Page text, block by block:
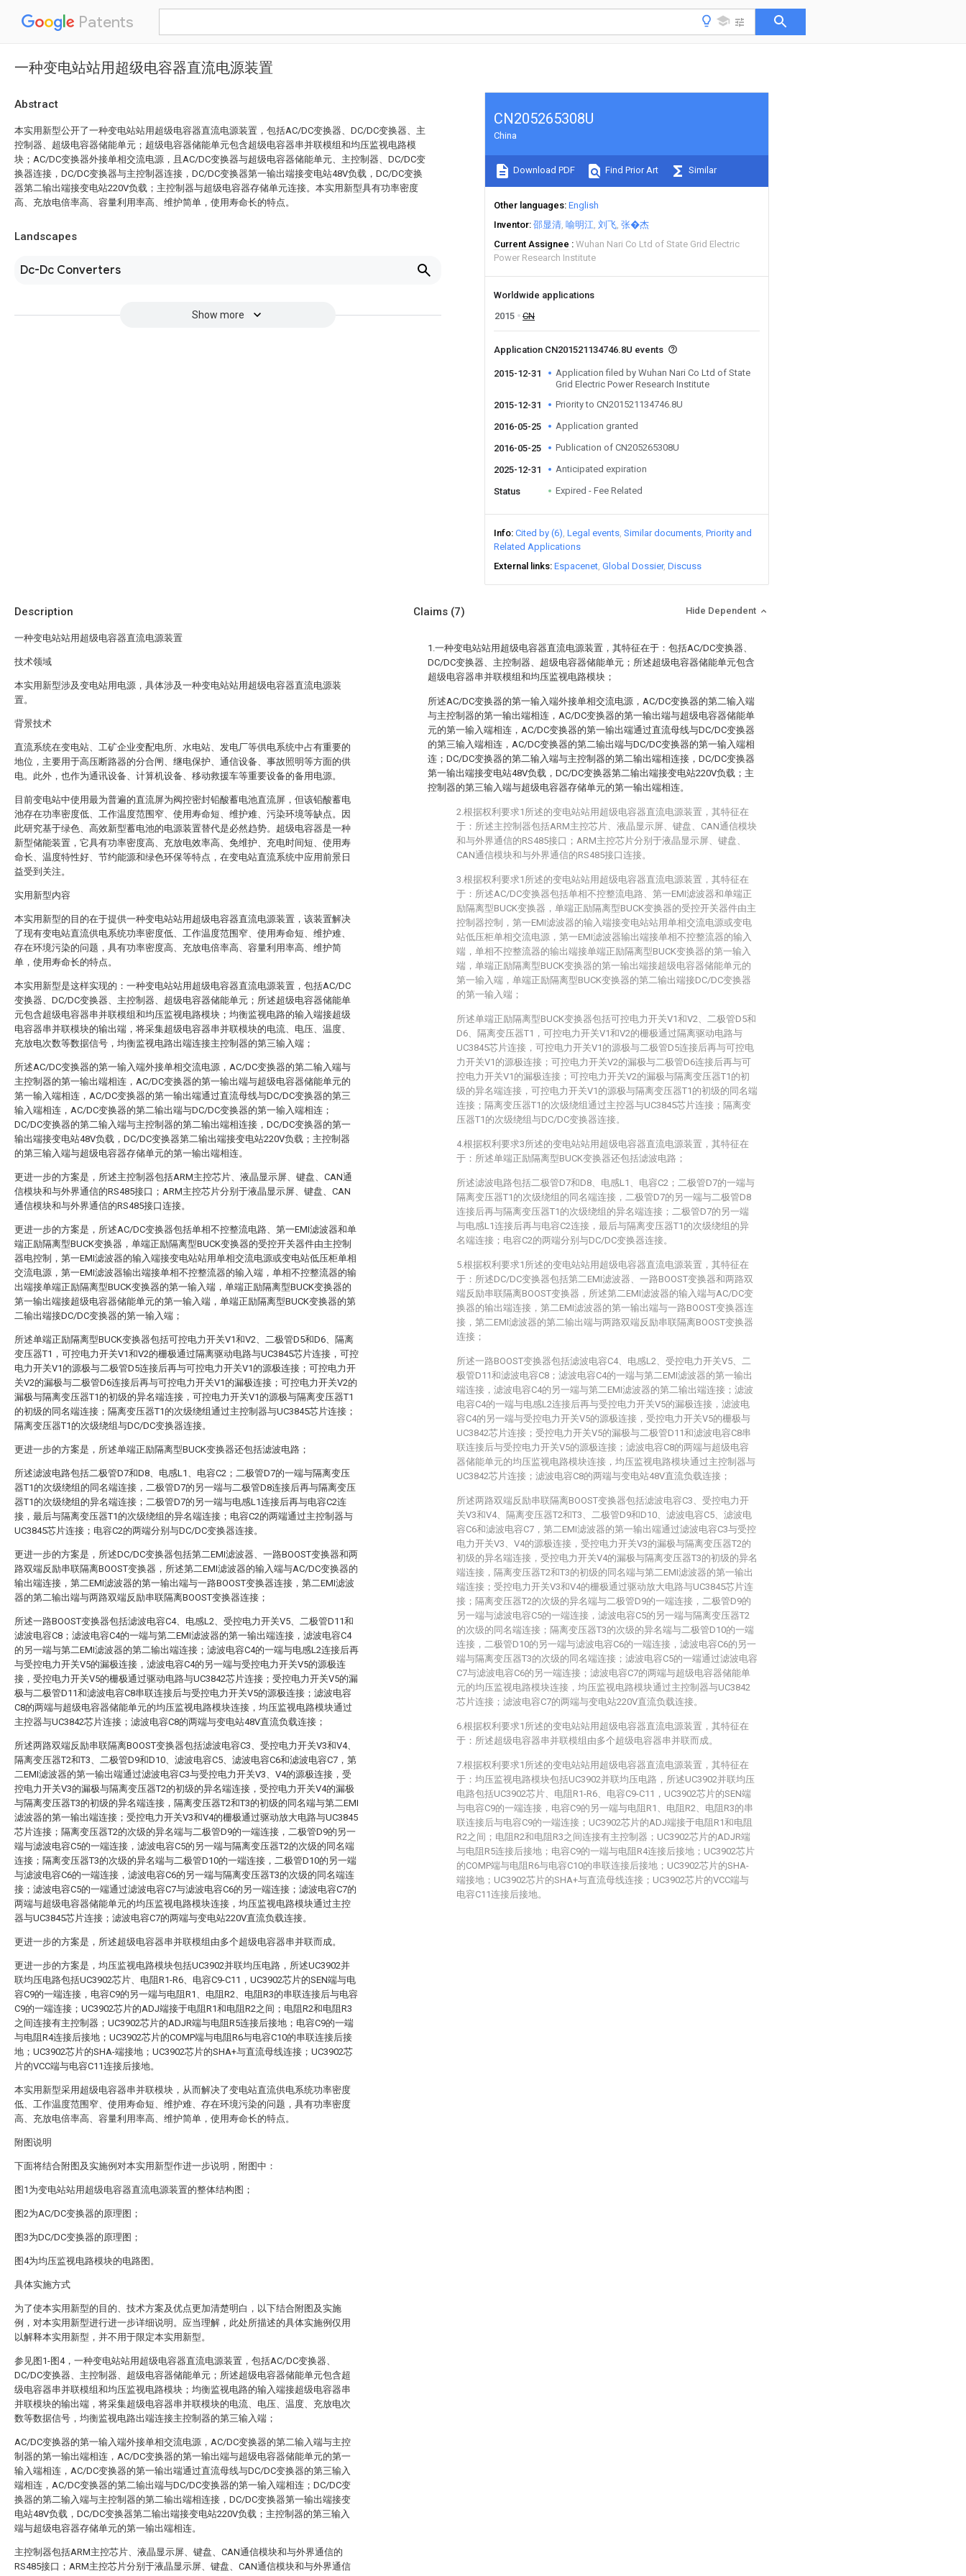
Patents
一种变电站站用超级电容器直流电源装置
Abstract
本实用新型公开了一种变电站站用超级电容器直流电源装置，包括AC/DC变换器、DC/DC变换器、主
控制器、超级电容器储能单元；超级电容器储能单元包含超级电容器串并联模组和均压监视电路模
块；AC/DC变换器外接单相交流电源，且AC/DC变换器与超级电容器储能单元、主控制器、DC/DC变
换器连接，DC/DC变换器与主控制器连接，DC/DC变换器第一输出端接变电站48V负载，DC/DC变换
器第二输出端接变电站220V负载；主控制器与超级电容器存储单元连接。本实用新型具有功率密度
高、充放电倍率高、容量利用率高、维护简单，使用寿命长的特点。
Landscapes
Dc-Dc Converters
Show more
CN205265308U
China
Download PDF Find Prior Art Similar
Other languages English
Inventor 邵显清 喻明江 刘飞 张�杰
Current Assignee
Wuhan Nari Co Ltd of State Grid Electric
Power Research Institute
Worldwide applications
2015
CN
Application CN201521134746.8U events
2015-12-31
Application filed by Wuhan Nari Co Ltd of State
Grid Electric Power Research Institute
2015-12-31
Priority to CN201521134746.8U
2016-05-25 Application granted
2016-05-25 Publication of CN205265308U
2025-12-31 Anticipated expiration
Status Expired - Fee Related
Info Cited by (6) Legal events Similar documents Priority and
Related Applications
External links Espacenet Global Dossier Discuss
Description
一种变电站站用超级电容器直流电源装置
技术领域
本实用新型涉及变电站用电源，具体涉及一种变电站站用超级电容器直流电源装
置。
背景技术
直流系统在变电站、工矿企业变配电所、水电站、发电厂等供电系统中占有重要的
地位，主要用于高压断路器的分合闸、继电保护、通信设备、事故照明等方面的供
电。此外，也作为通讯设备、计算机设备、移动救援车等重要设备的备用电源。
目前变电站中使用最为普遍的直流屏为阀控密封铅酸蓄电池直流屏，但该铅酸蓄电
池存在功率密度低、工作温度范围窄、使用寿命短、维护难、污染环境等缺点。因
此研究基于绿色、高效新型蓄电池的电源装置替代是必然趋势。超级电容器是一种
新型储能装置，它具有功率密度高、充放电效率高、免维护、充电时间短、使用寿
命长、温度特性好、节约能源和绿色环保等特点，在变电站直流系统中应用前景日
益受到关注。
实用新型内容
本实用新型的目的在于提供一种变电站站用超级电容器直流电源装置，该装置解决
了现有变电站直流供电系统功率密度低、工作温度范围窄、使用寿命短、维护难、
存在环境污染的问题，具有功率密度高、充放电倍率高、容量利用率高、维护简
单，使用寿命长的特点。
本实用新型是这样实现的：一种变电站站用超级电容器直流电源装置，包括AC/DC
变换器、DC/DC变换器、主控制器、超级电容器储能单元；所述超级电容器储能单
元包含超级电容器串并联模组和均压监视电路模块；均衡监视电路的输入端接超级
电容器串并联模块的输出端，将采集超级电容器串并联模块的电流、电压、温度、
充放电次数等数据信号，均衡监视电路出端连接主控制器的第三输入端；
所述AC/DC变换器的第一输入端外接单相交流电源，AC/DC变换器的第二输入端与
主控制器的第一输出端相连，AC/DC变换器的第一输出端与超级电容器储能单元的
第一输入端相连，AC/DC变换器的第一输出端通过直流母线与DC/DC变换器的第三
输入端相连，AC/DC变换器的第二输出端与DC/DC变换器的第一输入端相连；
DC/DC变换器的第二输入端与主控制器的第二输出端相连接，DC/DC变换器的第一
输出端接变电站48V负载，DC/DC变换器第二输出端接变电站220V负载；主控制器
的第三输入端与超级电容器存储单元的第一输出端相连。
更进一步的方案是，所述主控制器包括ARM主控芯片、液晶显示屏、键盘、CAN通
信模块和与外界通信的RS485接口；ARM主控芯片分别于液晶显示屏、键盘、CAN
通信模块和与外界通信的RS485接口连接。
更进一步的方案是，所述AC/DC变换器包括单相不控整流电路、第一EMI滤波器和单
端正励隔离型BUCK变换器，单端正励隔离型BUCK变换器的受控开关器件由主控制
器电控制，第一EMI滤波器的输入端接变电站站用单相交流电源或变电站低压柜单相
交流电源，第一EMI滤波器输出端接单相不控整流器的输入端，单相不控整流器的输
出端接单端正励隔离型BUCK变换器的第一输入端，单端正励隔离型BUCK变换器的
第一输出端接超级电容器储能单元的第一输入端，单端正励隔离型BUCK变换器的第
二输出端接DC/DC变换器的第一输入端；
所述单端正励隔离型BUCK变换器包括可控电力开关V1和V2、二极管D5和D6、隔离
变压器T1，可控电力开关V1和V2的栅极通过隔离驱动电路与UC3845芯片连接，可控
电力开关V1的源极与二极管D5连接后再与可控电力开关V1的源极连接；可控电力开
关V2的漏极与二极管D6连接后再与可控电力开关V1的漏极连接；可控电力开关V2的
漏极与隔离变压器T1的初级的异名端连接，可控电力开关V1的源极与隔离变压器T1
的初级的同名端连接；隔离变压器T1的次级绕组通过主控制器与UC3845芯片连接；
隔离变压器T1的次级绕组与DC/DC变换器连接。
更进一步的方案是，所述单端正励隔离型BUCK变换器还包括滤波电路；
所述滤波电路包括二极管D7和D8、电感L1、电容C2；二极管D7的一端与隔离变压
器T1的次级绕组的同名端连接，二极管D7的另一端与二极管D8连接后再与隔离变压
器T1的次级绕组的异名端连接；二极管D7的另一端与电感L1连接后再与电容C2连
接，最后与隔离变压器T1的次级绕组的异名端连接；电容C2的两端通过主控制器与
UC3845芯片连接；电容C2的两端分别与DC/DC变换器连接。
更进一步的方案是，所述DC/DC变换器包括第二EMI滤波器、一路BOOST变换器和两
路双端反励串联隔离BOOST变换器，所述第二EMI滤波器的输入端与AC/DC变换器的
输出端连接，第二EMI滤波器的第一输出端与一路BOOST变换器连接，第二EMI滤波
器的第二输出端与两路双端反励串联隔离BOOST变换器连接；
所述一路BOOST变换器包括滤波电容C4、电感L2、受控电力开关V5、二极管D11和
滤波电容C8；滤波电容C4的一端与第二EMI滤波器的第一输出端连接，滤波电容C4
的另一端与第二EMI滤波器的第二输出端连接；滤波电容C4的一端与电感L2连接后再
与受控电力开关V5的漏极连接，滤波电容C4的另一端与受控电力开关V5的源极连
接，受控电力开关V5的栅极通过驱动电路与UC3842芯片连接；受控电力开关V5的漏
极与二极管D11和滤波电容C8串联连接后与受控电力开关V5的源极连接；滤波电容
C8的两端与超级电容器储能单元的均压监视电路模块连接，均压监视电路模块通过
主控器与UC3842芯片连接；滤波电容C8的两端与变电站48V直流负载连接；
所述两路双端反励串联隔离BOOST变换器包括滤波电容C3、受控电力开关V3和V4、
隔离变压器T2和T3、二极管D9和D10、滤波电容C5、滤波电容C6和滤波电容C7，第
二EMI滤波器的第一输出端通过滤波电容C3与受控电力开关V3、V4的源极连接，受
控电力开关V3的漏极与隔离变压器T2的初级的异名端连接，受控电力开关V4的漏极
与隔离变压器T3的初级的异名端连接，隔离变压器T2和T3的初级的同名端与第二EMI
滤波器的第一输出端连接；受控电力开关V3和V4的栅极通过驱动放大电路与UC3845
芯片连接；隔离变压器T2的次级的异名端与二极管D9的一端连接，二极管D9的另一
端与滤波电容C5的一端连接，滤波电容C5的另一端与隔离变压器T2的次级的同名端
连接；隔离变压器T3的次级的异名端与二极管D10的一端连接，二极管D10的另一端
与滤波电容C6的一端连接，滤波电容C6的另一端与隔离变压器T3的次级的同名端连
接；滤波电容C5的一端通过滤波电容C7与滤波电容C6的另一端连接；滤波电容C7的
两端与超级电容器储能单元的均压监视电路模块连接，均压监视电路模块通过主控
器与UC3845芯片连接；滤波电容C7的两端与变电站220V直流负载连接。
更进一步的方案是，所述超级电容器串并联模组由多个超级电容器串并联而成。
更进一步的方案是，均压监视电路模块包括UC3902并联均压电路，所述UC3902并
联均压电路包括UC3902芯片、电阻R1-R6、电容C9-C11，UC3902芯片的SEN端与电
容C9的一端连接，电容C9的另一端与电阻R1、电阻R2、电阻R3的串联连接后与电容
C9的一端连接；UC3902芯片的ADJ端接于电阻R1和电阻R2之间；电阻R2和电阻R3
之间连接有主控制器；UC3902芯片的ADJR端与电阻R5连接后接地；电容C9的一端
与电阻R4连接后接地；UC3902芯片的COMP端与电阻R6与电容C10的串联连接后接
地；UC3902芯片的SHA-端接地；UC3902芯片的SHA+与直流母线连接；UC3902芯
片的VCC端与电容C11连接后接地。
本实用新型采用超级电容器串并联模块，从而解决了变电站直流供电系统功率密度
低、工作温度范围窄、使用寿命短、维护难、存在环境污染的问题，具有功率密度
高、充放电倍率高、容量利用率高、维护简单，使用寿命长的特点。
附图说明
下面将结合附图及实施例对本实用新型作进一步说明，附图中：
图1为变电站站用超级电容器直流电源装置的整体结构图；
图2为AC/DC变换器的原理图；
图3为DC/DC变换器的原理图；
图4为均压监视电路模块的电路图。
具体实施方式
为了使本实用新型的目的、技术方案及优点更加清楚明白，以下结合附图及实施
例，对本实用新型进行进一步详细说明。应当理解，此处所描述的具体实施例仅用
以解释本实用新型，并不用于限定本实用新型。
参见图1-图4，一种变电站站用超级电容器直流电源装置，包括AC/DC变换器、
DC/DC变换器、主控制器、超级电容器储能单元；所述超级电容器储能单元包含超
级电容器串并联模组和均压监视电路模块；均衡监视电路的输入端接超级电容器串
并联模块的输出端，将采集超级电容器串并联模块的电流、电压、温度、充放电次
数等数据信号，均衡监视电路出端连接主控制器的第三输入端；
AC/DC变换器的第一输入端外接单相交流电源，AC/DC变换器的第二输入端与主控
制器的第一输出端相连，AC/DC变换器的第一输出端与超级电容器储能单元的第一
输入端相连，AC/DC变换器的第一输出端通过直流母线与DC/DC变换器的第三输入
端相连，AC/DC变换器的第二输出端与DC/DC变换器的第一输入端相连；DC/DC变
换器的第二输入端与主控制器的第二输出端相连接，DC/DC变换器第一输出端接变
电站48V负载，DC/DC变换器第二输出端接变电站220V负载；主控制器的第三输入
端与超级电容器存储单元的第一输出端相连。
主控制器包括ARM主控芯片、液晶显示屏、键盘、CAN通信模块和与外界通信的
RS485接口；ARM主控芯片分别于液晶显示屏、键盘、CAN通信模块和与外界通信
Claims (7) Hide Dependent
1.一种变电站站用超级电容器直流电源装置，其特征在于：包括AC/DC变换器、
DC/DC变换器、主控制器、超级电容器储能单元；所述超级电容器储能单元包含
超级电容器串并联模组和均压监视电路模块；
所述AC/DC变换器的第一输入端外接单相交流电源，AC/DC变换器的第二输入端
与主控制器的第一输出端相连，AC/DC变换器的第一输出端与超级电容器储能单
元的第一输入端相连，AC/DC变换器的第一输出端通过直流母线与DC/DC变换器
的第三输入端相连，AC/DC变换器的第二输出端与DC/DC变换器的第一输入端相
连；DC/DC变换器的第二输入端与主控制器的第二输出端相连接，DC/DC变换器
第一输出端接变电站48V负载，DC/DC变换器第二输出端接变电站220V负载；主
控制器的第三输入端与超级电容器存储单元的第一输出端相连。
2.根据权利要求1所述的变电站站用超级电容器直流电源装置，其特征在
于：所述主控制器包括ARM主控芯片、液晶显示屏、键盘、CAN通信模块
和与外界通信的RS485接口；ARM主控芯片分别于液晶显示屏、键盘、
CAN通信模块和与外界通信的RS485接口连接。
3.根据权利要求1所述的变电站站用超级电容器直流电源装置，其特征在
于：所述AC/DC变换器包括单相不控整流电路、第一EMI滤波器和单端正
励隔离型BUCK变换器，单端正励隔离型BUCK变换器的受控开关器件由主
控制器控制，第一EMI滤波器的输入端接变电站站用单相交流电源或变电
站低压柜单相交流电源，第一EMI滤波器输出端接单相不控整流器的输入
端，单相不控整流器的输出端接单端正励隔离型BUCK变换器的第一输入
端，单端正励隔离型BUCK变换器的第一输出端接超级电容器储能单元的
第一输入端，单端正励隔离型BUCK变换器的第二输出端接DC/DC变换器
的第一输入端；
所述单端正励隔离型BUCK变换器包括可控电力开关V1和V2、二极管D5和
D6、隔离变压器T1，可控电力开关V1和V2的栅极通过隔离驱动电路与
UC3845芯片连接，可控电力开关V1的源极与二极管D5连接后再与可控电
力开关V1的源极连接；可控电力开关V2的漏极与二极管D6连接后再与可
控电力开关V1的漏极连接；可控电力开关V2的漏极与隔离变压器T1的初
级的异名端连接，可控电力开关V1的源极与隔离变压器T1的初级的同名端
连接；隔离变压器T1的次级绕组通过主控器与UC3845芯片连接；隔离变
压器T1的次级绕组与DC/DC变换器连接。
4.根据权利要求3所述的变电站站用超级电容器直流电源装置，其特征在
于：所述单端正励隔离型BUCK变换器还包括滤波电路；
所述滤波电路包括二极管D7和D8、电感L1、电容C2；二极管D7的一端与
隔离变压器T1的次级绕组的同名端连接，二极管D7的另一端与二极管D8
连接后再与隔离变压器T1的次级绕组的异名端连接；二极管D7的另一端
与电感L1连接后再与电容C2连接，最后与隔离变压器T1的次级绕组的异
名端连接；电容C2的两端分别与DC/DC变换器连接。
5.根据权利要求1所述的变电站站用超级电容器直流电源装置，其特征在
于：所述DC/DC变换器包括第二EMI滤波器、一路BOOST变换器和两路双
端反励串联隔离BOOST变换器，所述第二EMI滤波器的输入端与AC/DC变
换器的输出端连接，第二EMI滤波器的第一输出端与一路BOOST变换器连
接，第二EMI滤波器的第二输出端与两路双端反励串联隔离BOOST变换器
连接；
所述一路BOOST变换器包括滤波电容C4、电感L2、受控电力开关V5、二
极管D11和滤波电容C8；滤波电容C4的一端与第二EMI滤波器的第一输出
端连接，滤波电容C4的另一端与第二EMI滤波器的第二输出端连接；滤波
电容C4的一端与电感L2连接后再与受控电力开关V5的漏极连接，滤波电
容C4的另一端与受控电力开关V5的源极连接，受控电力开关V5的栅极与
UC3842芯片连接；受控电力开关V5的漏极与二极管D11和滤波电容C8串
联连接后与受控电力开关V5的源极连接；滤波电容C8的两端与超级电容
器储能单元的均压监视电路模块连接，均压监视电路模块通过主控制器与
UC3842芯片连接；滤波电容C8的两端与变电站48V直流负载连接；
所述两路双端反励串联隔离BOOST变换器包括滤波电容C3、受控电力开
关V3和V4、隔离变压器T2和T3、二极管D9和D10、滤波电容C5、滤波电
容C6和滤波电容C7，第二EMI滤波器的第一输出端通过滤波电容C3与受控
电力开关V3、V4的源极连接，受控电力开关V3的漏极与隔离变压器T2的
初级的异名端连接，受控电力开关V4的漏极与隔离变压器T3的初级的异名
端连接，隔离变压器T2和T3的初级的同名端与第二EMI滤波器的第一输出
端连接；受控电力开关V3和V4的栅极通过驱动放大电路与UC3845芯片连
接；隔离变压器T2的次级的异名端与二极管D9的一端连接，二极管D9的
另一端与滤波电容C5的一端连接，滤波电容C5的另一端与隔离变压器T2
的次级的同名端连接；隔离变压器T3的次级的异名端与二极管D10的一端
连接，二极管D10的另一端与滤波电容C6的一端连接，滤波电容C6的另一
端与隔离变压器T3的次级的同名端连接；滤波电容C5的一端通过滤波电容
C7与滤波电容C6的另一端连接；滤波电容C7的两端与超级电容器储能单
元的均压监视电路模块连接，均压监视电路模块通过主控制器与UC3842
芯片连接；滤波电容C7的两端与变电站220V直流负载连接。
6.根据权利要求1所述的变电站站用超级电容器直流电源装置，其特征在
于：所述超级电容器串并联模组由多个超级电容器串并联而成。
7.根据权利要求1所述的变电站站用超级电容器直流电源装置，其特征在
于：均压监视电路模块包括UC3902并联均压电路，所述UC3902并联均压
电路包括UC3902芯片、电阻R1-R6、电容C9-C11，UC3902芯片的SEN端
与电容C9的一端连接，电容C9的另一端与电阻R1、电阻R2、电阻R3的串
联连接后与电容C9的一端连接；UC3902芯片的ADJ端接于电阻R1和电阻
R2之间；电阻R2和电阻R3之间连接有主控制器；UC3902芯片的ADJR端
与电阻R5连接后接地；电容C9的一端与电阻R4连接后接地；UC3902芯片
的COMP端与电阻R6与电容C10的串联连接后接地；UC3902芯片的SHA-
端接地；UC3902芯片的SHA+与直流母线连接；UC3902芯片的VCC端与
电容C11连接后接地。